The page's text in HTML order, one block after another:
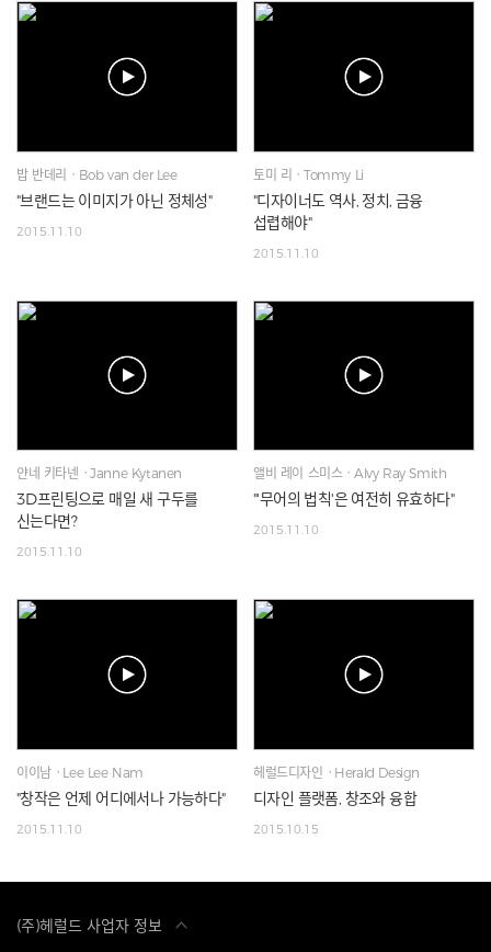
밥 반데리ㆍBob van der Lee
"브랜드는 이미지가 아닌 정체성"
2015.11.10
토미 리ㆍTommy Li
"디자이너도 역사, 정치, 금융
섭렵해야"
2015.11.10
얀네 키타넨ㆍJanne Kytanen
3D프린팅으로 매일 새 구두를
신는다면?
2015.11.10
앨비 레이 스미스ㆍAlvy Ray Smith
"'무어의 법칙'은 여전히 유효하다"
2015.11.10
이이남ㆍLee Lee Nam
"창작은 언제 어디에서나 가능하다"
2015.11.10
헤럴드디자인ㆍHerald Design
디자인 플랫폼, 창조와 융합
2015.10.15
(주)헤럴드 사업자 정보